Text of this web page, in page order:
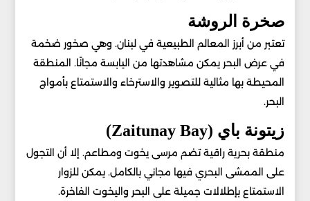
صخرة الروشة
تعتبر من أبرز المعالم الطبيعية في لبنان. وهي صخور ضخمة
في عرض البحر يمكن مشاهدتها من اليابسة مجانًا. المنطقة
المحيطة بها مثالية للتصوير والاسترخاء والاستمتاع بأمواج
البحر.
زيتونة باي (Zaitunay Bay)
منطقة بحرية راقية تضم مرسى يخوت ومطاعم. إلا أن التجول
على الممشى البحري فيها مجاني بالكامل. يمكن للزوار
الاستمتاع بإطلالات جميلة على البحر واليخوت الفاخرة.